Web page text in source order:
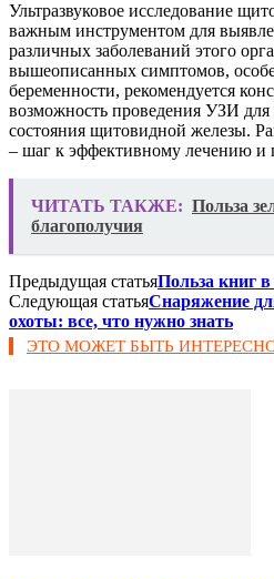
Ультразвуковое исследование
важным инструментом для
различных заболеваний этого
вышеописанных симптомов,
беременности, рекомендуется
возможность проведения УЗИ для
состояния щитовидной железы.
– шаг к эффективному лечению и
ЧИТАТЬ ТАКЖЕ: Польза
благополучия
Предыдущая статьяПольза книг
Следующая статьяСнаряжение
охоты: все, что нужно знать
ЭТО МОЖЕТ БЫТЬ